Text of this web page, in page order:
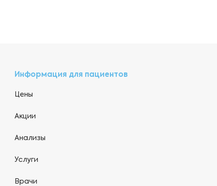
Информация для пациентов
Цены
Акции
Анализы
Услуги
Врачи